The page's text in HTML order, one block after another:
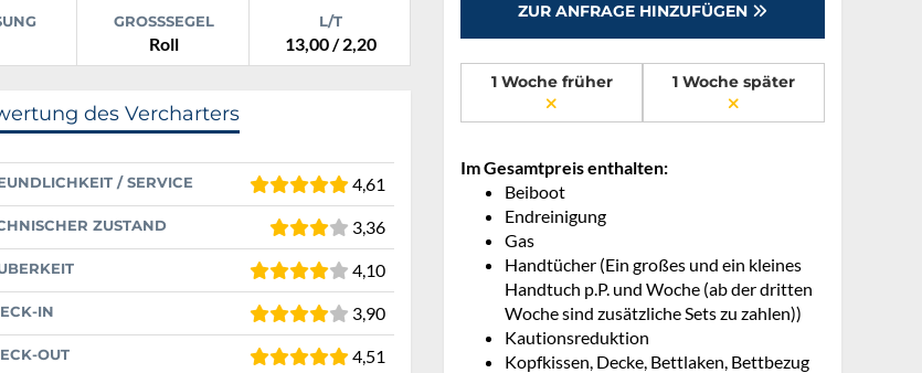
GROSSSEGEL
Roll
L/T
13,00 / 2,20
des Vercharters
/ SERVICE 4,61
ZUSTAND 3,36
4,10
IN 3,90
OUT 4,51
ZUR ANFRAGE HINZUFÜGEN
1 Woche früher 1 Woche später
Im Gesamtpreis enthalten:
Beiboot
Endreinigung
Gas
Handtücher (Ein großes und ein kleines
Handtuch p.P. und Woche (ab der dritten
Woche sind zusätzliche Sets zu zahlen))
Kautionsreduktion
Kopfkissen, Decke, Bettlaken, Bettbezug